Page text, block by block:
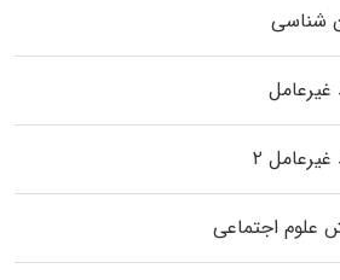
شناسی
غیرعامل
۲
علوم اجتماعی